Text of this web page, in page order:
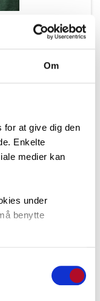
Om
for at give dig den
Enkelte
medier kan
under
benytte